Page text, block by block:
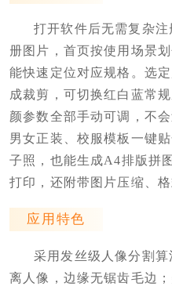
打开软件后无需复杂
册图片，首页按使用场景
能快速定位对应规格。选
成裁剪，可切换红白蓝常
颜参数全部手动可调，不
男女正装、校服模板一键
子照，也能生成A4排版拼
打印，还附带图片压缩、格
应用特色
采用发丝级人像分割
离人像，边缘无锯齿毛边